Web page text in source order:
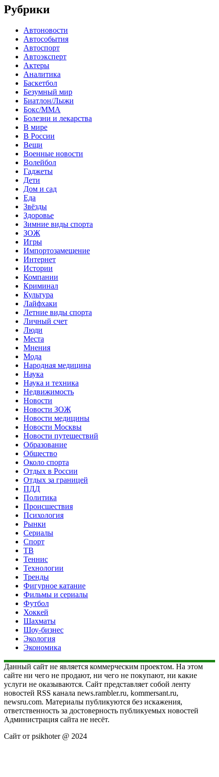
Рубрики
Автоновости
Автособытия
Автоспорт
Автоэксперт
Актеры
Аналитика
Баскетбол
Безумный мир
Биатлон/Лыжи
Бокс/MMA
Болезни и лекарства
В мире
В России
Вещи
Военные новости
Волейбол
Гаджеты
Дети
Дом и сад
Еда
Звёзды
Здоровье
Зимние виды спорта
ЗОЖ
Игры
Импортозамещение
Интернет
Истории
Компании
Криминал
Культура
Лайфхаки
Летние виды спорта
Личный счет
Люди
Места
Мнения
Мода
Народная медицина
Наука
Наука и техника
Недвижимость
Новости
Новости ЗОЖ
Новости медицины
Новости Москвы
Новости путешествий
Образование
Общество
Около спорта
Отдых в России
Отдых за границей
ПДД
Политика
Происшествия
Психология
Рынки
Сериалы
Спорт
ТВ
Теннис
Технологии
Тренды
Фигурное катание
Фильмы и сериалы
Футбол
Хоккей
Шахматы
Шоу-бизнес
Экология
Экономика
Данный сайт не является коммерческим проектом. На этом
сайте ни чего не продают, ни чего не покупают, ни какие
услуги не оказываются. Сайт представляет собой ленту
новостей RSS канала news.rambler.ru, kommersant.ru,
newsru.com. Материалы публикуются без искажения,
ответственность за достоверность публикуемых новостей
Администрация сайта не несёт.
Сайт от psikhoter @ 2024